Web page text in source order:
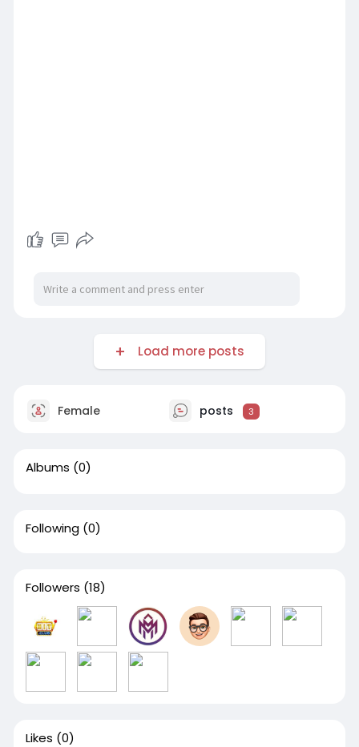
Load more posts
Female posts 3
Albums (0)
Following (0)
Followers (18)
Likes (0)